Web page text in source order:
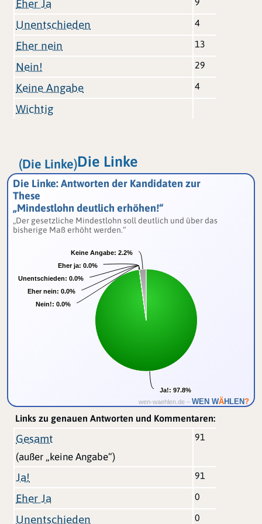
Eher Ja
Unentschieden 4
Eher nein 13
Nein! 29
Keine Angabe 4
Wichtig
Die Linke
(Die Linke)
Ja!: 97.8%
Ja!: 97.8%
Eher ja: 0.0%
Eher ja: 0.0%
Unentschieden: 0.0%
Unentschieden: 0.0%
Eher nein: 0.0%
Eher nein: 0.0%
Nein!: 0.0%
Nein!: 0.0%
Keine Angabe: 2.2%
Keine Angabe: 2.2%
wen-waehlen.de – WEN WÄHLEN?
Die Linke: Antworten der Kandidaten zur
These
„Mindestlohn deutlich erhöhen!“
„Der gesetzliche Mindestlohn soll deutlich und über das
bisherige Maß erhöht werden.“
Links zu genauen Antworten und Kommentaren:
Gesamt
(außer „keine Angabe“)
91
Ja! 91
Eher Ja 0
Unentschieden 0